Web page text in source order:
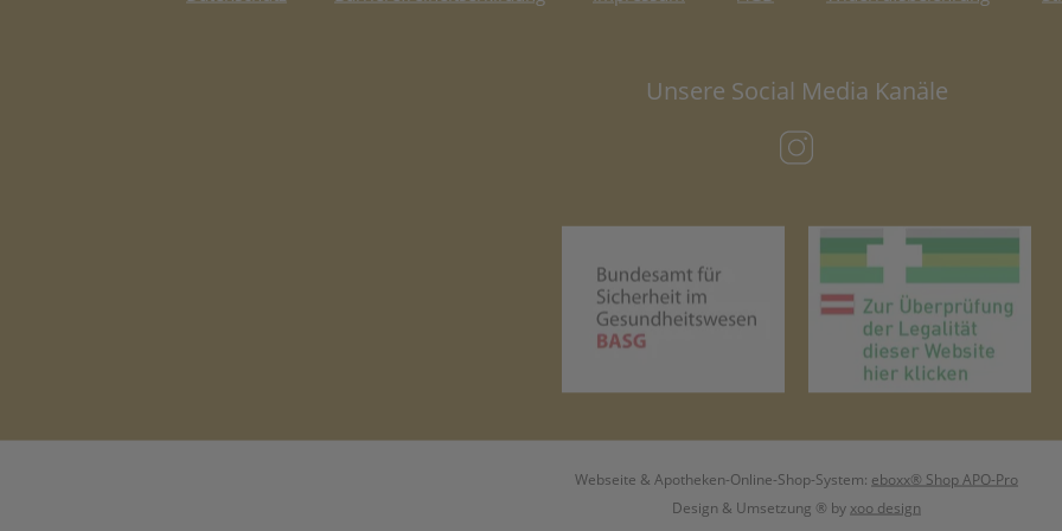
Unsere Social Media Kanäle
(öffnet in neuem Tab)
Webseite & Apotheken-Online-Shop-System: eboxx® Shop APO-Pro
Design & Umsetzung ® by xoo design